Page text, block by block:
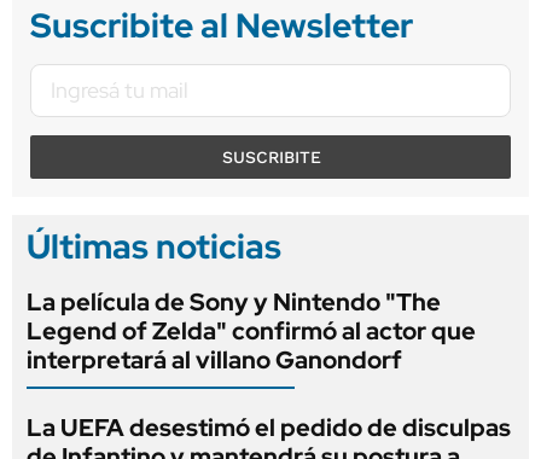
Suscribite al Newsletter
SUSCRIBITE
Últimas noticias
La película de Sony y Nintendo "The
Legend of Zelda" confirmó al actor que
interpretará al villano Ganondorf
La UEFA desestimó el pedido de disculpas